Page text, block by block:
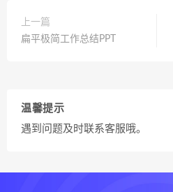
上一篇
扁平极简工作总结PPT
温馨提示
遇到问题及时联系客服哦。